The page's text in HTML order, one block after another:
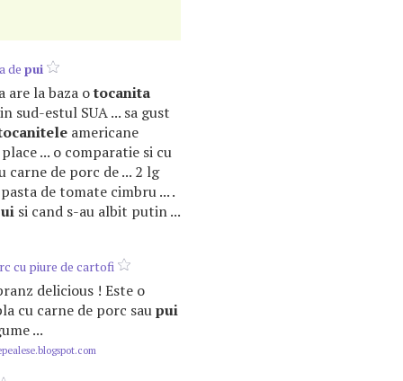
de pui
are la baza otocanita
sud-estul SUA ... sa gust
americane
... o comparatie si cu
carne de porc de ... 2 lg
de tomate cimbru ... .
si cand s-au albit putin ...
cu piure de cartofi
delicious ! Este o
cu carne de porc saupui
...